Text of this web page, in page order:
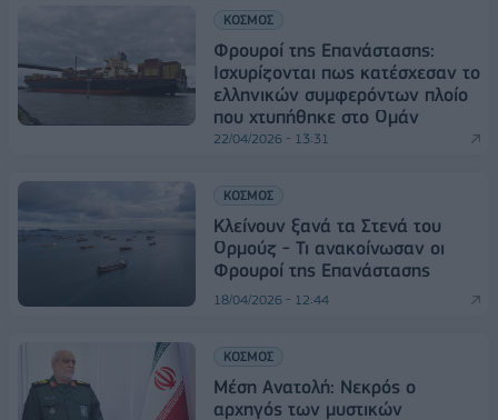
ΚΟΣΜΟΣ
Φρουροί της Επανάστασης:
Ισχυρίζονται πως κατέσχεσαν το
ελληνικών συμφερόντων πλοίο
που χτυπήθηκε στο Ομάν
22/04/2026 - 13:31
ΚΟΣΜΟΣ
Κλείνουν ξανά τα Στενά του
Ορμούζ - Τι ανακοίνωσαν οι
Φρουροί της Επανάστασης
18/04/2026 - 12:44
ΚΟΣΜΟΣ
Μέση Ανατολή: Νεκρός ο
αρχηγός των μυστικών